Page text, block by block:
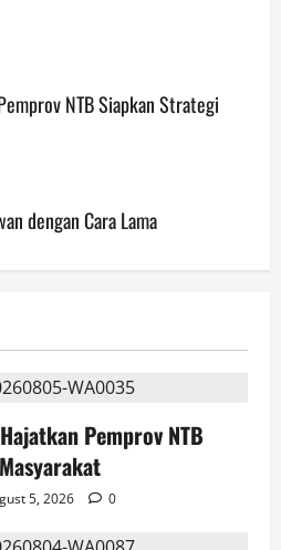
NTB Siapkan Strategi
dengan Cara Lama
Pemprov NTB
5, 2026
0